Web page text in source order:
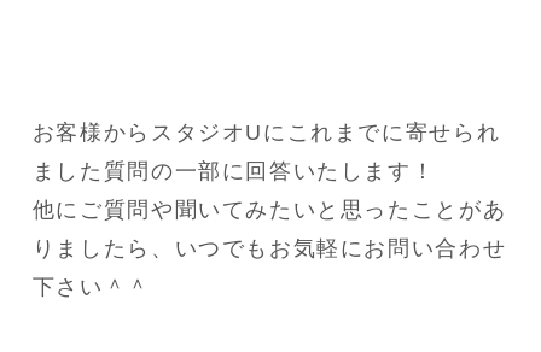
お客様からスタジオUにこれまでに寄せられ
ました質問の一部に回答いたします！
他にご質問や聞いてみたいと思ったことがあ
りましたら、いつでもお気軽にお問い合わせ
下さい＾＾